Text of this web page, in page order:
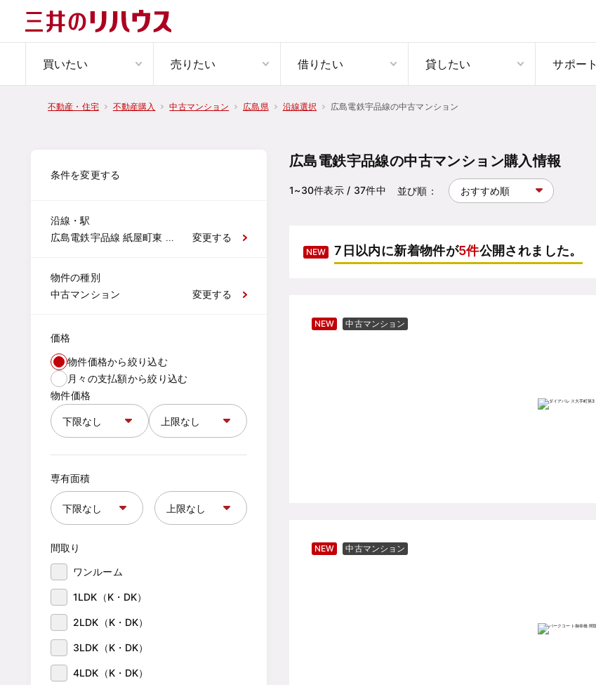
買いたい 売りたい 借りたい 貸したい サポート
不動産・住宅 不動産購入 中古マンション 広島県 沿線選択 広島電鉄宇品線の中古マンション
条件を変更する
沿線・駅
広島電鉄宇品線 紙屋町東 紙屋町西 本通 袋町 中電前 市役所前 鷹野橋 日赤病院前 広電本社前 御幸橋 皆実町六丁目 広大附属学校前 県病院前 宇品二丁目 宇品三丁目 宇品四丁目 宇品五丁目 海岸通 元宇品口 広島港（宇品）
変更する
物件の種別
中古マンション
変更する
価格
物件価格から絞り込む
月々の支払額から絞り込む
物件価格
専有面積
間取り
ワンルーム
1LDK（K・DK）
2LDK（K・DK）
3LDK（K・DK）
4LDK（K・DK）
広島電鉄宇品線の中古マンション購入情報
1~30件表示/ 37件中 並び順：
NEW 7日以内に新着物件が5件公開されました。
NEW 中古マンション
NEW 中古マンション